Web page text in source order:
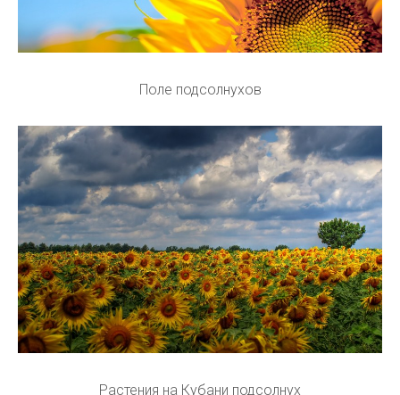
Поле подсолнухов
Растения на Кубани подсолнух